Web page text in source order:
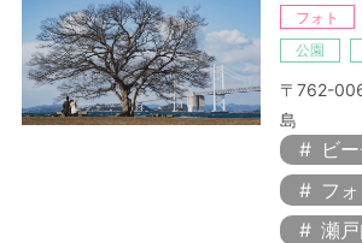
フォト
公園
〒762-
島
ビ
フ
瀬